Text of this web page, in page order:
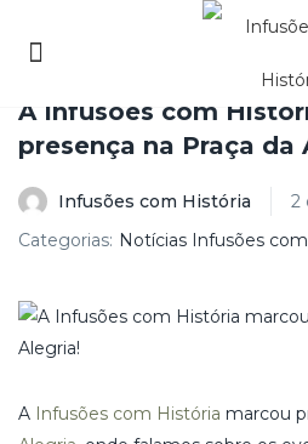
A Infusões com
presença na Praça da
Infusões com História
2
Categorias: Notícias Infusões
A Infusões com História marcou